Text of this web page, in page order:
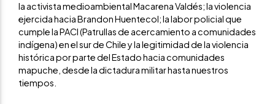
la activista medioambiental Macarena Valdés; la violencia
ejercida hacia Brandon Huentecol; la labor policial que
cumple la PACI (Patrullas de acercamiento a comunidades
indígena) en el sur de Chile y la legitimidad de la violencia
histórica por parte del Estado hacia comunidades
mapuche, desde la dictadura militar hasta nuestros
tiempos.